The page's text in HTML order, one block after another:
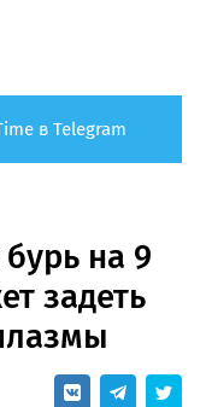
в Telegram
на 9
задеть